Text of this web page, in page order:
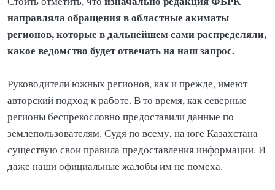
направляла обращения в областные акиматы
регионов, которые в дальнейшем сами распределяли,
какое ведомство будет отвечать на наш запрос.
Руководители южных регионов, как и прежде, имеют
авторский подход к работе. В то время, как северные
регионы беспрекословно предоставили данные по
землепользователям. Судя по всему, на юге Казахстана
существую свои правила предоставления информации. И
даже наши официальные жалобы им не помеха.